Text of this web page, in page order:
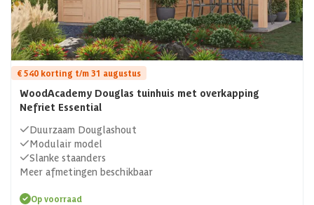
€ 540 korting t/m 31 augustus
WoodAcademy Douglas tuinhuis met overkapping
Nefriet Essential
Duurzaam Douglashout
Modulair model
Slanke staanders
Meer afmetingen beschikbaar
Op voorraad